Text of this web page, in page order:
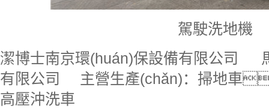
駕駛洗地機
潔博士南京環(huán)保設備有限公司
有限公司 主營生產(chǎn)：掃地
高壓沖洗車